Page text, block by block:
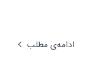
ادامه‌ی مطلب